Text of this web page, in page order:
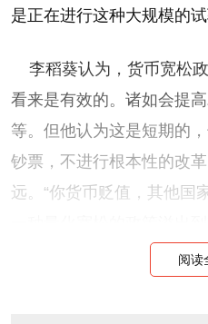
是正在进行这种大规模的试
李稻葵认为，货币宽松
看来是有效的。诸如会提
等。但他认为这是短期的
钞票，不进行根本性的改
远。“你货币贬值，其他国
出效应又会反馈到其他的阅读